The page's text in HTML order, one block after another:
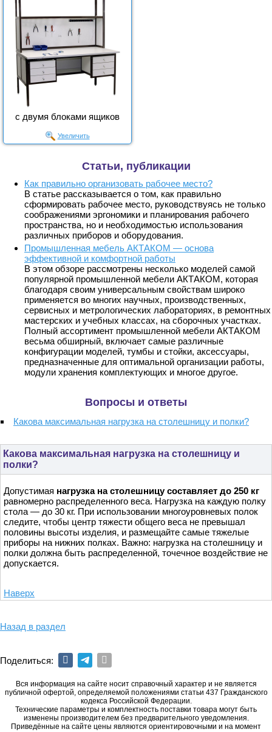
с двумя блоками ящиков
Увеличить
Статьи, публикации
Как правильно организовать рабочее место?
В статье рассказывается о том, как правильно
сформировать рабочее место, руководствуясь не только
соображениями эргономики и планирования рабочего
пространства, но и необходимостью использования
различных приборов и оборудования.
Промышленная мебель АКТАКОМ — основа
эффективной и комфортной работы
В этом обзоре рассмотрены несколько моделей самой
популярной промышленной мебели АКТАКОМ, которая
благодаря своим универсальным свойствам широко
применяется во многих научных, производственных,
сервисных и метрологических лабораториях, в ремонтных
мастерских и учебных классах, на сборочных участках.
Полный ассортимент промышленной мебели АКТАКОМ
весьма обширный, включает самые различные
конфигурации моделей, тумбы и стойки, аксессуары,
предназначенные для оптимальной организации работы,
модули хранения комплектующих и многое другое.
Вопросы и ответы
Какова максимальная нагрузка на столешницу и полки?
Какова максимальная нагрузка на столешницу и
полки?
Допустимая нагрузка на столешницу составляет до 250 кг
равномерно распределенного веса. Нагрузка на каждую полку
стола — до 30 кг. При использовании многоуровневых полок
следите, чтобы центр тяжести общего веса не превышал
половины высоты изделия, и размещайте самые тяжелые
приборы на нижних полках. Важно: нагрузка на столешницу и
полки должна быть распределенной, точечное воздействие не
допускается.
Наверх
Назад в раздел
Поделиться:
Вся информация на сайте носит справочный характер и не является
публичной офертой, определяемой положениями статьи 437 Гражданского
кодекса Российской Федерации.
Технические параметры и комплектность поставки товара могут быть
изменены производителем без предварительного уведомления.
Приведённые на сайте цены являются ориентировочными и на момент